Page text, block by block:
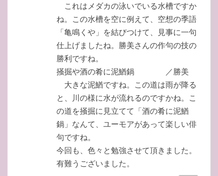
これはメダカの泳いでいる水槽ですか
ね。この水槽を空に例えて、空想の季語
「亀鳴くや」を結びつけて、見事に一句
仕上げましたね。勝美さんの作句の技の
勝利ですね。
掻掘や酒の肴に泥鰌鍋 ／勝美
大きな泥鰌ですね。この道は雨が降る
と、川の様に水が流れるのですかね。こ
の道を掻掘に見立てて「酒の肴に泥鰌
鍋」なんて、ユーモアがあって楽しい俳
句ですね。
今回も、色々と勉強させて頂きました。
有難うございました。